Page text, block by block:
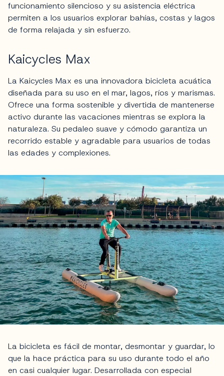
funcionamiento silencioso y su asistencia eléctrica
permiten a los usuarios explorar bahías, costas y lagos
de forma relajada y sin esfuerzo.
Kaicycles Max
La Kaicycles Max es una innovadora bicicleta acuática
diseñada para su uso en el mar, lagos, ríos y marismas.
Ofrece una forma sostenible y divertida de mantenerse
activo durante las vacaciones mientras se explora la
naturaleza. Su pedaleo suave y cómodo garantiza un
recorrido estable y agradable para usuarios de todas
las edades y complexiones.
La bicicleta es fácil de montar, desmontar y guardar, lo
que la hace práctica para su uso durante todo el año
en casi cualquier lugar. Desarrollada con especial